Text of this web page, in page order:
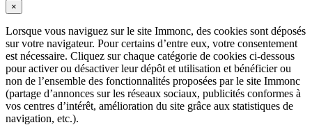
×
Lorsque vous naviguez sur le site Immonc, des cookies sont déposés
sur votre navigateur. Pour certains d’entre eux, votre consentement
est nécessaire. Cliquez sur chaque catégorie de cookies ci-dessous
pour activer ou désactiver leur dépôt et utilisation et bénéficier ou
non de l’ensemble des fonctionnalités proposées par le site Immonc
(partage d’annonces sur les réseaux sociaux, publicités conformes à
vos centres d’intérêt, amélioration du site grâce aux statistiques de
navigation, etc.).